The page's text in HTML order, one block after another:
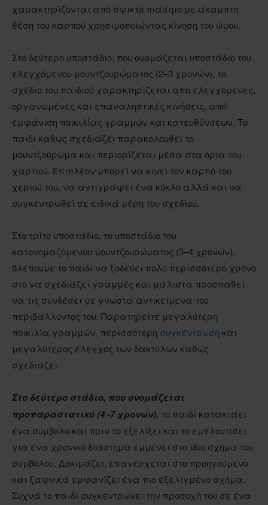
χαρακτηρίζονται από σφικτό πιάσιμο με άκαμπτη
θέση του καρπού χρησιμοποιώντας κίνηση του ώμου.
Στο δεύτερο υποστάδιο, που ονομάζεται υποστάδιο του
ελεγχόμενου μουντζουρώματος (2–3 χρονών), το
σχέδιο του παιδιού χαρακτηρίζεται από ελεγχόμενες,
οργανωμένες και επαναληπτικές κινήσεις, από
εμφάνιση ποικιλίας γραμμών και κατευθύνσεων. Το
παιδί καθώς σχεδιάζει παρακολουθεί το
μουντζούρωμα και περιορίζεται μέσα στα όρια του
χαρτιού. Επιπλέον μπορεί να κινεί τον καρπό του
χεριού του, να αντιγράφει ένα κύκλο αλλά και να
συγκεντρωθεί σε ειδικά μέρη του σχεδίου.
Στο τρίτο υποστάδιο, το υποστάδιο του
κατονομαζόμενου μουντζουρώματος (3–4 χρονών),
βλέπουμε το παιδί να ξοδεύει πολύ περισσότερο χρόνο
στο να σχεδιάζει γραμμές και μάλιστα προσπαθεί
να τις συνδέσει με γνωστά αντικείμενα του
περιβάλλοντος του. Παρατηρείτε μεγαλύτερη
ποικιλία γραμμών, περισσότερη συγκέντρωση και
μεγαλύτερος έλεγχος των δακτύλων καθώς
σχεδιάζει.
Στο δεύτερο στάδιο, που ονομάζεται
προπαραστατικό (4 -7 χρονών), το παιδί κατακτάει
ένα σύμβολο και πριν το εξελίξει και το εμπλουτίσει
για ένα χρονικό διάστημα εμμένει στο ίδιο σχήμα του
συμβόλου. Δοκιμάζει, επανέρχεται στο προηγούμενο
και ξαφνικά εμφανίζει ένα πιο εξελιγμένο σχήμα.
Συχνά το παιδί συγκεντρώνει την προσοχή του σε ένα